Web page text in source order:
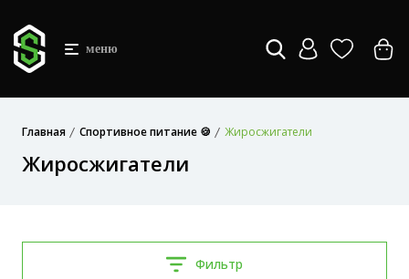
меню
Главная Спортивное питание 🍪 Жиросжигатели
Жиросжигатели
Фильтр